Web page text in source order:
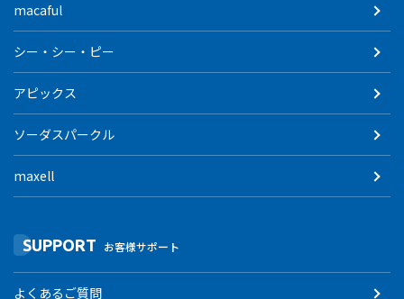
macaful
シー・シー・ピー
アピックス
ソーダスパークル
maxell
SUPPORT お客様サポート
よくあるご質問